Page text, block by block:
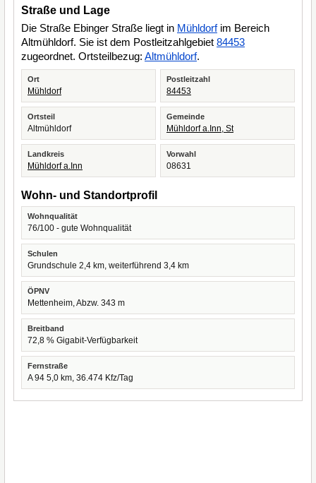
Straße und Lage
Die Straße Ebinger Straße liegt in Mühldorfim Bereich
Altmühldorf. Sie ist dem Postleitzahlgebiet 84453
zugeordnet. Ortsteilbezug: Altmühldorf.
Ort
Mühldorf
Postleitzahl
84453
Ortsteil
Altmühldorf
Gemeinde
Mühldorf a.Inn, St
Landkreis
Mühldorf a.Inn
Vorwahl
08631
Wohn- und Standortprofil
Wohnqualität
76/100 - gute Wohnqualität
Schulen
Grundschule 2,4 km, weiterführend 3,4 km
ÖPNV
Mettenheim, Abzw. 343 m
Breitband
72,8 % Gigabit-Verfügbarkeit
Fernstraße
A 94 5,0 km, 36.474 Kfz/Tag